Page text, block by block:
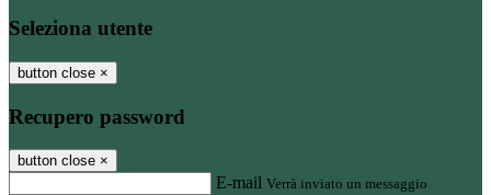
Seleziona utente
button close ×
Recupero password
button close ×
E-mail Verrà inviato un messaggio